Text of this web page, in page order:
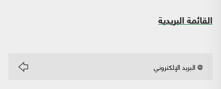
القائمة البريدية